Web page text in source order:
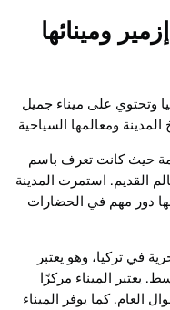
ومينائها
وتحتوي على ميناء جميل
ومعالمها السياحية
حيث كانت تعرف باسم
القديم. استمرت المدينة
دور مهم في الحضارات
في تركيا، وهو يعتبر
يعتبر الميناء مركزًا
العام. كما يوفر الميناء